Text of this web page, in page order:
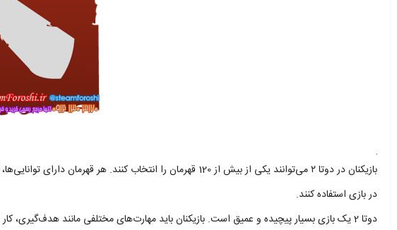
بازیکنان در دوتا ۲ می‌توانند یکی از بیش از 120 قهرمان را
در بازی استفاده کنند.
دوتا 2 یک بازی بسیار پیچیده و عمیق است. بازیکنان باید مهارت‌های مختلفی مانند هدف‌گیری، کار تیمی، استراتژی و مدیریت منابع را برای موفقیت در بازی تقویت کنند.